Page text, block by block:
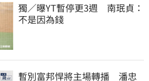
獨／曝YT暫停更3週　南珉貞：
不是因為錢
暫別富邦悍將主場轉播　潘忠